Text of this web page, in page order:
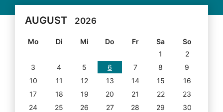
AUGUST 2026
Mo Di Mi Do Fr Sa
So
1
2
3
4 5 6 7 8
9
10
11 12 13 14 15
16
17
18 19 20 21 22
23
24
25 26 27 28 29
30